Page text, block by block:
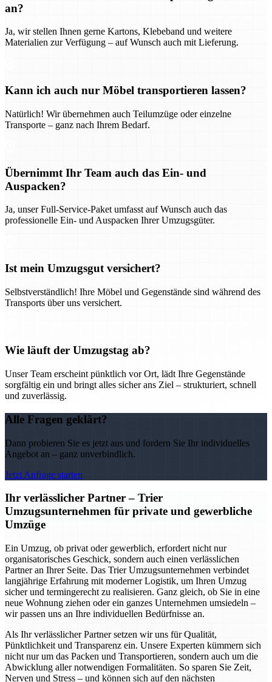
an?
Ja, wir stellen Ihnen gerne Kartons, Klebeband und weitere
Materialien zur Verfügung – auf Wunsch auch mit Lieferung.
Kann ich auch nur Möbel transportieren lassen?
Natürlich! Wir übernehmen auch Teilumzüge oder einzelne
Transporte – ganz nach Ihrem Bedarf.
Übernimmt Ihr Team auch das Ein- und
Auspacken?
Ja, unser Full-Service-Paket umfasst auf Wunsch auch das
professionelle Ein- und Auspacken Ihrer Umzugsgüter.
Ist mein Umzugsgut versichert?
Selbstverständlich! Ihre Möbel und Gegenstände sind während des
Transports über uns versichert.
Wie läuft der Umzugstag ab?
Unser Team erscheint pünktlich vor Ort, lädt Ihre Gegenstände
sorgfältig ein und bringt alles sicher ans Ziel – strukturiert, schnell
und zuverlässig.
Alle Fragen geklärt?
Dann probieren Sie es jetzt aus und fordern Sie Ihr individuelles
Angebot an – ganz unverbindlich.
Jetzt Anfrage starten
Ihr verlässlicher Partner – Trier
Umzugsunternehmen für private und gewerbliche
Umzüge
Ein Umzug, ob privat oder gewerblich, erfordert nicht nur
organisatorisches Geschick, sondern auch einen verlässlichen
Partner an Ihrer Seite. Das Trier Umzugsunternehmen verbindet
langjährige Erfahrung mit moderner Logistik, um Ihren Umzug
sicher und termingerecht zu realisieren. Ganz gleich, ob Sie in eine
neue Wohnung ziehen oder ein ganzes Unternehmen umsiedeln –
wir passen uns an Ihre individuellen Bedürfnisse an.
Als Ihr verlässlicher Partner setzen wir uns für Qualität,
Pünktlichkeit und Transparenz ein. Unsere Experten kümmern sich
nicht nur um das Packen und Transportieren, sondern auch um die
Abwicklung aller notwendigen Formalitäten. So sparen Sie Zeit,
Nerven und Stress – und können sich auf den nächsten